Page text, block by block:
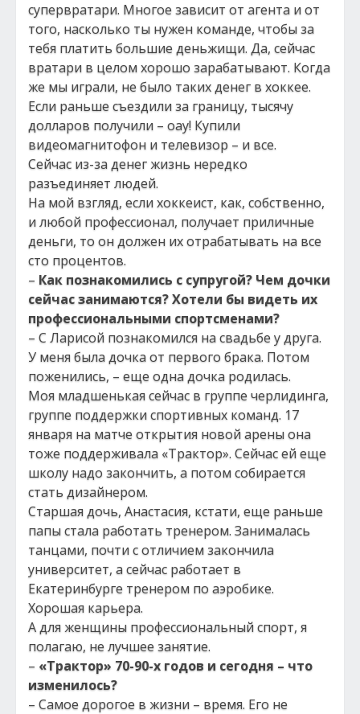
супервратари. Многое зависит от агента и от
того, насколько ты нужен команде, чтобы за
тебя платить большие деньжищи. Да, сейчас
вратари в целом хорошо зарабатывают. Когда
же мы играли, не было таких денег в хоккее.
Если раньше съездили за границу, тысячу
долларов получили – оау! Купили
видеомагнитофон и телевизор – и все.
Сейчас из-за денег жизнь нередко
разъединяет людей.
На мой взгляд, если хоккеист, как, собственно,
и любой профессионал, получает приличные
деньги, то он должен их отрабатывать на все
сто процентов.
– Как познакомились с супругой? Чем дочки
сейчас занимаются? Хотели бы видеть их
профессиональными спортсменами?
– С Ларисой познакомился на свадьбе у друга.
У меня была дочка от первого брака. Потом
поженились, – еще одна дочка родилась.
Моя младшенькая сейчас в группе черлидинга,
группе поддержки спортивных команд. 17
января на матче открытия новой арены она
тоже поддерживала «Трактор». Сейчас ей еще
школу надо закончить, а потом собирается
стать дизайнером.
Старшая дочь, Анастасия, кстати, еще раньше
папы стала работать тренером. Занималась
танцами, почти с отличием закончила
университет, а сейчас работает в
Екатеринбурге тренером по аэробике.
Хорошая карьера.
А для женщины профессиональный спорт, я
полагаю, не лучшее занятие.
– «Трактор» 70-90-х годов и сегодня – что
изменилось?
– Самое дорогое в жизни – время. Его не